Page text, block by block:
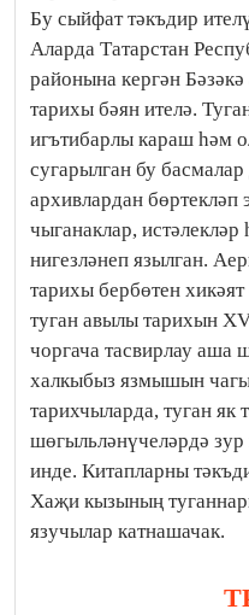
Бу сыйфат тәкъдир
Аларда Татарстан
районына кергән
тарихы бәян ителә.
игътибарлы караш һәм
сугарылган бу
архивлардан бөртекләп
чыганаклар,
нигезләнеп язылган.
тарихы бербөтен
туган авылы тарихын
чоргача тасвирлау аша
халкыбыз язмышын
тарихчыларда, туган як
шөгыльләнүчеләрдә
инде. Китапларны
Хаҗи кызының
язучылар катнашачак.